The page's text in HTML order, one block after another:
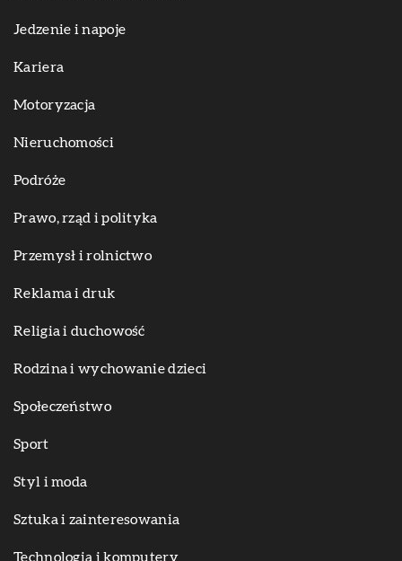
Jedzenie i napoje
Kariera
Motoryzacja
Nieruchomości
Podróże
Prawo, rząd i polityka
Przemysł i rolnictwo
Reklama i druk
Religia i duchowość
Rodzina i wychowanie dzieci
Społeczeństwo
Sport
Styl i moda
Sztuka i zainteresowania
Technologia i komputery